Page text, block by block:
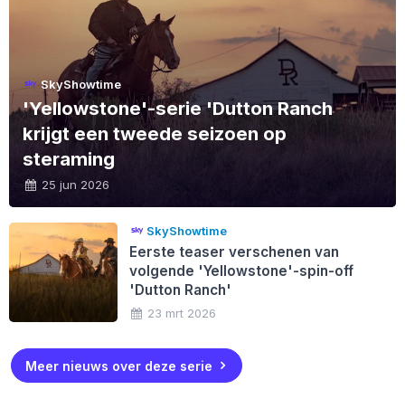
SkyShowtime
'Yellowstone'-serie 'Dutton Ranch
krijgt een tweede seizoen op
steraming
25 jun 2026
SkyShowtime
Eerste teaser verschenen van
volgende 'Yellowstone'-spin-off
'Dutton Ranch'
23 mrt 2026
Meer nieuws over deze serie